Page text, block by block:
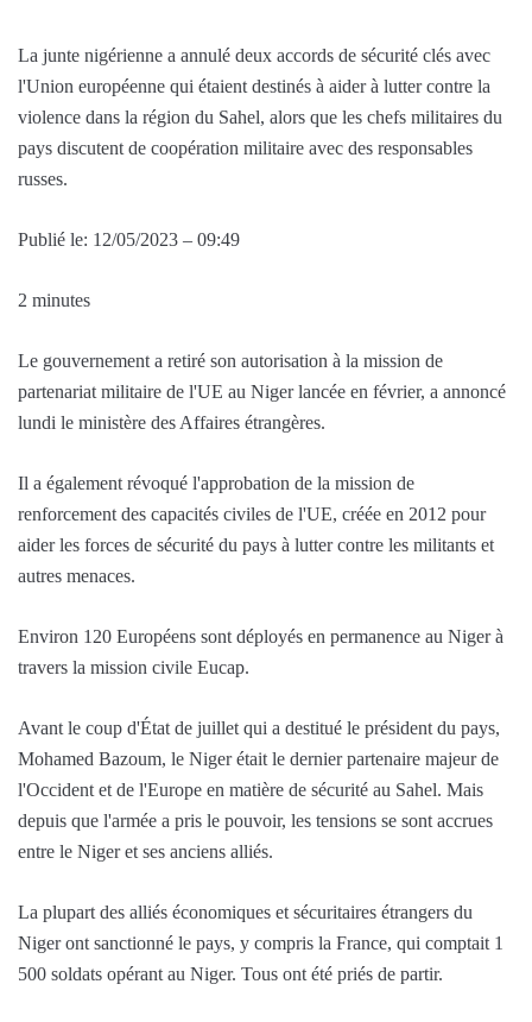
La junte nigérienne a annulé deux accords de sécurité clés avec
l'Union européenne qui étaient destinés à aider à lutter contre la
violence dans la région du Sahel, alors que les chefs militaires du
pays discutent de coopération militaire avec des responsables
russes.
Publié le: 12/05/2023 – 09:49
2 minutes
Le gouvernement a retiré son autorisation à la mission de
partenariat militaire de l'UE au Niger lancée en février, a annoncé
lundi le ministère des Affaires étrangères.
Il a également révoqué l'approbation de la mission de
renforcement des capacités civiles de l'UE, créée en 2012 pour
aider les forces de sécurité du pays à lutter contre les militants et
autres menaces.
Environ 120 Européens sont déployés en permanence au Niger à
travers la mission civile Eucap.
Avant le coup d'État de juillet qui a destitué le président du pays,
Mohamed Bazoum, le Niger était le dernier partenaire majeur de
l'Occident et de l'Europe en matière de sécurité au Sahel. Mais
depuis que l'armée a pris le pouvoir, les tensions se sont accrues
entre le Niger et ses anciens alliés.
La plupart des alliés économiques et sécuritaires étrangers du
Niger ont sanctionné le pays, y compris la France, qui comptait 1
500 soldats opérant au Niger. Tous ont été priés de partir.